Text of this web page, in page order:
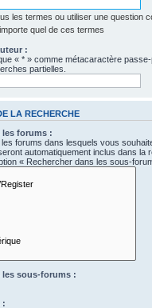
les termes ou utiliser une question
quel de ces termes
:
« * » comme métacaractère
partielles.
LA RECHERCHE
les forums :
forums dans lesquels vous
automatiquement inclus dans la
« Rechercher dans les sous-
les sous-forums :
: